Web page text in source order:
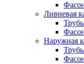
Ливневая
Наружная